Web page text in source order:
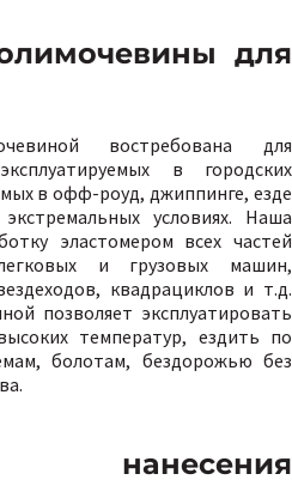
для
востребована для
в городских
в офф-роуд, джиппинге, езде
условиях. Наша
эластомером всех частей
и грузовых машин,
квадрациклов и т.д.
позволяет эксплуатировать
температур, ездить по
болотам, бездорожью без
нанесения